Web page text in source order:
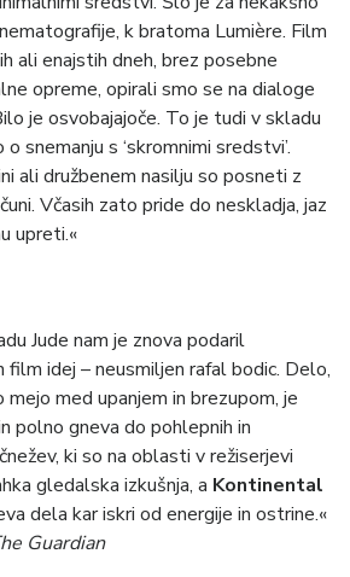
k bratoma Lumière. Film
ali enajstih dneh, brez posebne
opreme, opirali smo se na dialoge
je osvobajajoče. To je tudi v skladu
snemanju s ‘skromnimi sredstvi’.
ali družbenem nasilju so posneti z
Včasih zato pride do neskladja, jaz
upreti.«
Jude nam je znova podaril
idej – neusmiljen rafal bodic. Delo,
med upanjem in brezupom, je
polno gneva do pohlepnih in
ki so na oblasti v režiserjevi
gledalska izkušnja, a Kontinental
dela kar iskri od energije in ostrine.«
Guardian